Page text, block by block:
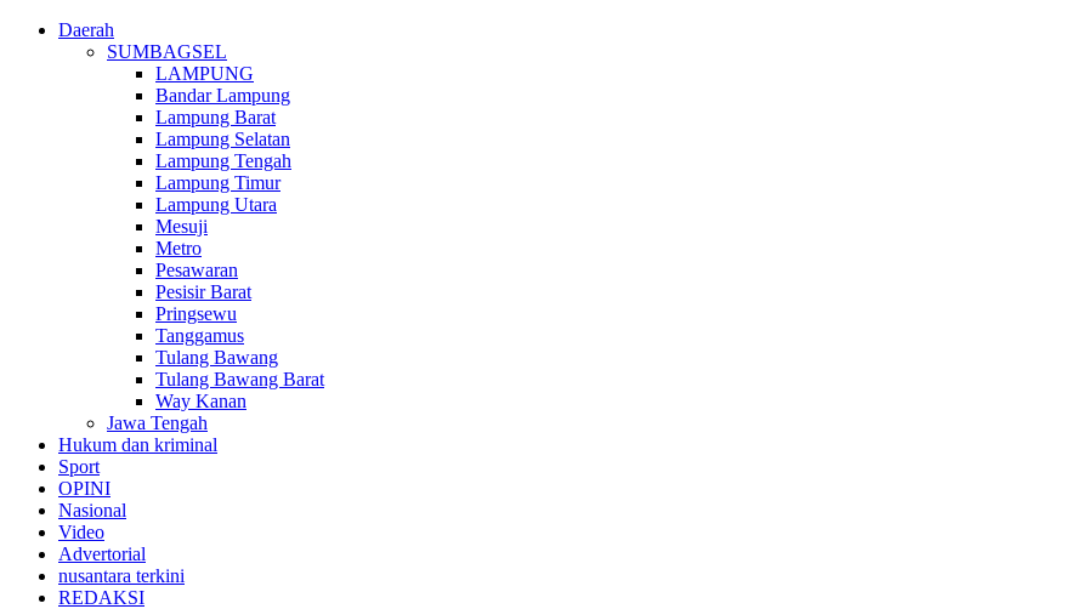
Daerah
SUMBAGSEL
LAMPUNG
Bandar Lampung
Lampung Barat
Lampung Selatan
Lampung Tengah
Lampung Timur
Lampung Utara
Mesuji
Metro
Pesawaran
Pesisir Barat
Pringsewu
Tanggamus
Tulang Bawang
Tulang Bawang Barat
Way Kanan
Jawa Tengah
Hukum dan kriminal
Sport
OPINI
Nasional
Video
Advertorial
nusantara terkini
REDAKSI